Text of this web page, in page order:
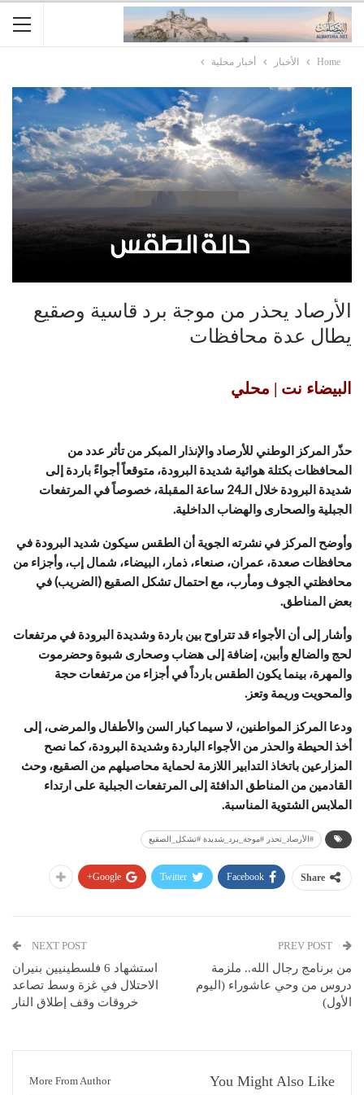
Home الأخبار أخبار محلية
الأرصاد يحذر من موجة برد قاسية وصقيع
يطال عدة محافظات
البيضاء نت | محلي
حذّر المركز الوطني للأرصاد والإنذار المبكر من تأثر عدد من
المحافظات بكتلة هوائية شديدة البرودة، متوقعاً أجواءً باردة إلى
شديدة البرودة خلال الـ24 ساعة المقبلة، خصوصاً في المرتفعات
الجبلية والصحارى والهضاب الداخلية.
وأوضح المركز في نشرته الجوية أن الطقس سيكون شديد البرودة في
محافظات صعدة، عمران، صنعاء، ذمار، البيضاء، شمال إب، وأجزاء من
محافظتي الجوف ومأرب، مع احتمال تشكل الصقيع (الضريب) في
بعض المناطق.
وأشار إلى أن الأجواء قد تتراوح بين باردة وشديدة البرودة في مرتفعات
لحج والضالع وأبين، إضافة إلى هضاب وصحارى شبوة وحضرموت
والمهرة، بينما يكون الطقس بارداً في أجزاء من مرتفعات حجة
والمحويت وريمة وتعز.
ودعا المركز المواطنين، لا سيما كبار السن والأطفال والمرضى، إلى
أخذ الحيطة والحذر من الأجواء الباردة وشديدة البرودة، كما نصح
المزارعين باتخاذ التدابير اللازمة لحماية محاصيلهم من الصقيع، وحث
القادمين من المناطق الدافئة إلى المرتفعات الجبلية على ارتداء
الملابس الشتوية المناسبة.
#الأرصاد_تحذر #موجة_برد_شديدة #تشكل_الصقيع
Share
Facebook
Twitter
Google+
من برنامج رجال الله.. ملزمة
دروس من وحي عاشوراء (اليوم
الأول)
NEXT POST
استشهاد 6 فلسطينيين بنيران
الاحتلال في غزة وسط تصاعد
خروقات وقف إطلاق النار
You Might Also Like
More From Author